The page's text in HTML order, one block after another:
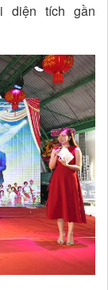
diện tích gần